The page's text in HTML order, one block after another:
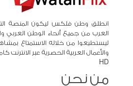
انطلق وطن فلكس ليكون المنصة
العرب من جميع أنحاء الوطن العربي
ليستطيعوا من خلاله الاستمتاع
HD
من نحن